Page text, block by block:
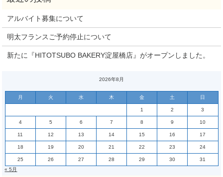
アルバイト募集について
明太フランスご予約停止について
新たに『HITOTSUBO BAKERY淀屋橋店』がオープンしました。
2026年8月
月 火 水 木 金 土 日
1 2 3
4 5 6 7 8 9 10
11 12 13 14 15 16 17
18 19 20 21 22 23 24
25 26 27 28 29 30
31
« 5月